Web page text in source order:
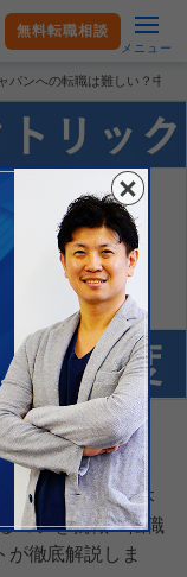
無料転職相談
メニュー
パンへの転職は難しい？中途
中途採用の
ック(GE)の日本
コツを就職・転職
が徹底解説しま